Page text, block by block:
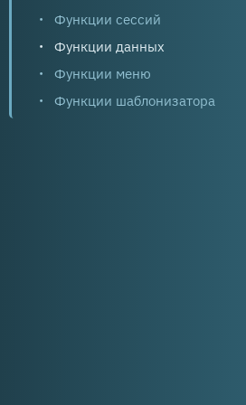
Функции сессий
Функции данных
Функции меню
Функции шаблонизатора